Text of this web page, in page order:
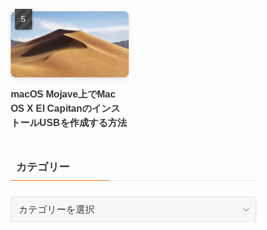
macOS Mojave上でMac
OS X El Capitanのインス
トールUSBを作成する方法
カテゴリー